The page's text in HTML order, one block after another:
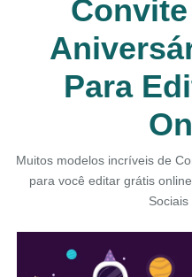
Para
Muitos modelos incríveis de
para você editar grátis
Sociais